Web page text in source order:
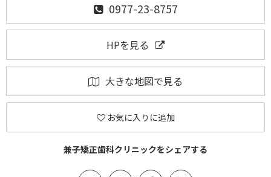
0977-23-8757
HPを見る
大きな地図で見る
お気に入りに追加
兼子矯正歯科クリニックをシェアする